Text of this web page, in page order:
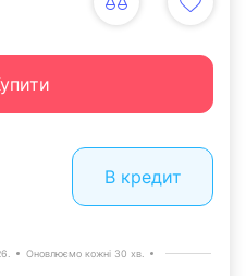
В кредит
Оновлюємо кожні 30 хв.